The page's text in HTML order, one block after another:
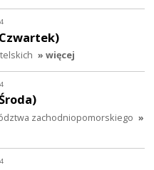
» więcej
zachodniopomorskiego »